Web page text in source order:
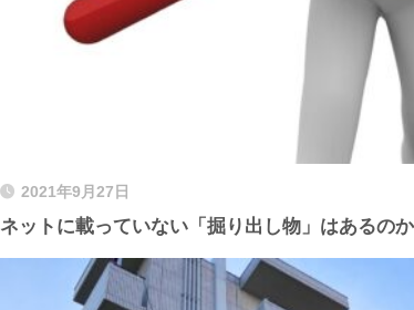
2021年9月27日
ネットに載っていない「掘り出し物」はあるの